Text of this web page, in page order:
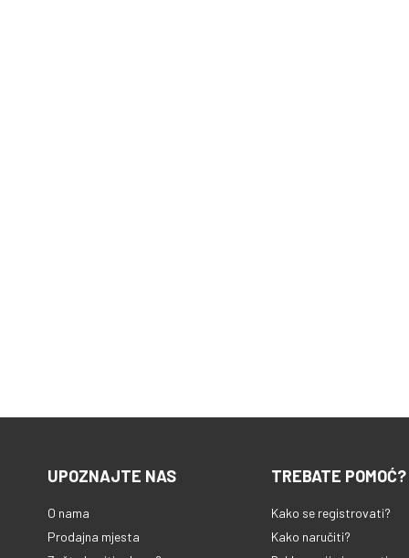
UPOZNAJTE NAS
O nama
Prodajna mjesta
TREBATE POMOĆ?
Kako se registrovati?
Kako naručiti?